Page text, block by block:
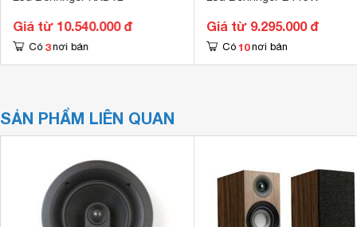
Giá từ 10.540.000 đ
Có 3 nơi bán
Giá từ 9.295.000 đ
Có 10 nơi bán
SẢN PHẨM LIÊN QUAN